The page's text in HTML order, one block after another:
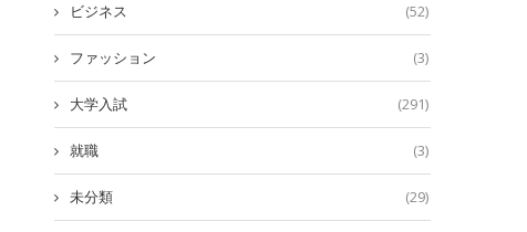
ビジネス (52)
ファッション (3)
大学入試 (291)
就職 (3)
未分類 (29)